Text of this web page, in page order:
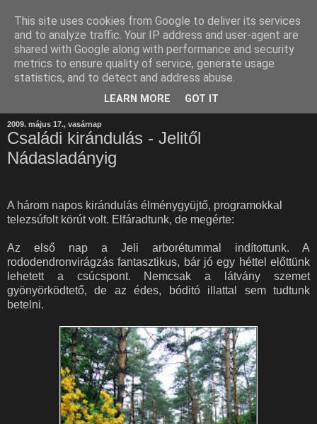
2009. május 17., vasárnap
Családi kirándulás - Jelitől
Nádasladányig
A három napos kirándulás élménygyüjtő, programokkal
telezsúfolt körút volt. Elfáradtunk, de megérte:
Az első nap a Jeli arborétummal indítottunk. A
rododendronvirágzás fantasztikus, bár jó egy héttel előttünk
lehetett a csúcspont. Nemcsak a látvány szemet
gyönyörködtető, de az édes, bóditó illattal sem tudtunk
betelni.
This site uses cookies from Google to deliver its services
and to analyze traffic. Your IP address and user-agent are
shared with Google along with performance and security
metrics to ensure quality of service, generate usage
statistics, and to detect and address abuse.
LEARN MORE GOT IT